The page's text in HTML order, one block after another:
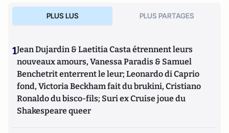
PLUS LUS PLUS PARTAGES
1Jean Dujardin & Laetitia Casta étrennent leurs
nouveaux amours, Vanessa Paradis & Samuel
Benchetrit enterrent le leur; Leonardo di Caprio
fond, Victoria Beckham fait du brukini, Cristiano
Ronaldo du bisco-fils; Suri ex Cruise joue du
Shakespeare queer